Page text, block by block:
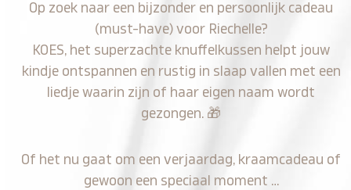
Op zoek naar een bijzonder en persoonlijk cadeau
(must-have) voor Riechelle?
KOES, het superzachte knuffelkussen helpt jouw
kindje ontspannen en rustig in slaap vallen met een
liedje waarin zijn of haar eigen naam wordt
gezongen. 🎁
Of het nu gaat om een verjaardag, kraamcadeau of
gewoon een speciaal moment …